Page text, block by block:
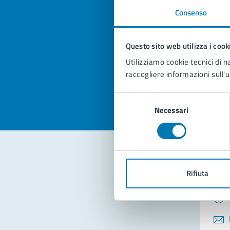
Consenso
Questo sito web utilizza i
Utilizziamo cookie tecnici di
raccogliere informazioni
Necessari
Rifiuta
Valuta